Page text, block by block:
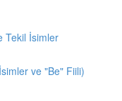
Tekil İsimler
ve "Be" Fiili)